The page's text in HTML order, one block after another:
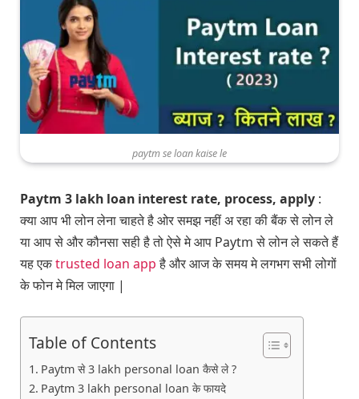
paytm se loan kaise le
Paytm 3 lakh loan interest rate, process, apply :
क्या आप भी लोन लेना चाहते है ओर समझ नहीं अ रहा की बैंक से लोन ले
या आप से और कौनसा सही है तो ऐसे मे आप Paytm से लोन ले सकते हैं
यह एकtrusted loan appहै और आज के समय मे लगभग सभी लोगों
के फोन मे मिल जाएगा |
Table of Contents
Paytm से 3 lakh personal loan कैसे ले ?
Paytm 3 lakh personal loan के फायदे